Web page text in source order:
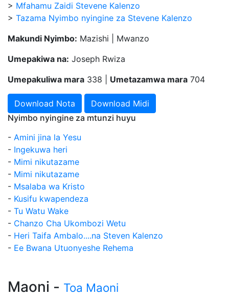
> Mfahamu Zaidi Stevene Kalenzo
> Tazama Nyimbo nyingine za Stevene Kalenzo
Makundi Nyimbo: Mazishi | Mwanzo
Umepakiwa na: Joseph Rwiza
Umepakuliwa mara 338 | Umetazamwa mara 704
Download Nota
Download Midi
Nyimbo nyingine za mtunzi huyu
- Amini jina la Yesu
- Ingekuwa heri
- Mimi nikutazame
- Mimi nikutazame
- Msalaba wa Kristo
- Kusifu kwapendeza
- Tu Watu Wake
- Chanzo Cha Ukombozi Wetu
- Heri Taifa Ambalo....na Steven Kalenzo
- Ee Bwana Utuonyeshe Rehema
Maoni - Toa Maoni